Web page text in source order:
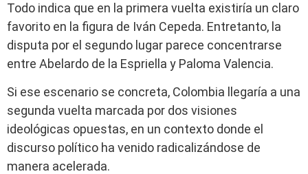
Todo indica que en la primera vuelta existiría un claro
favorito en la figura de Iván Cepeda. Entretanto, la
disputa por el segundo lugar parece concentrarse
entre Abelardo de la Espriella y Paloma Valencia.
Si ese escenario se concreta, Colombia llegaría a una
segunda vuelta marcada por dos visiones
ideológicas opuestas, en un contexto donde el
discurso político ha venido radicalizándose de
manera acelerada.